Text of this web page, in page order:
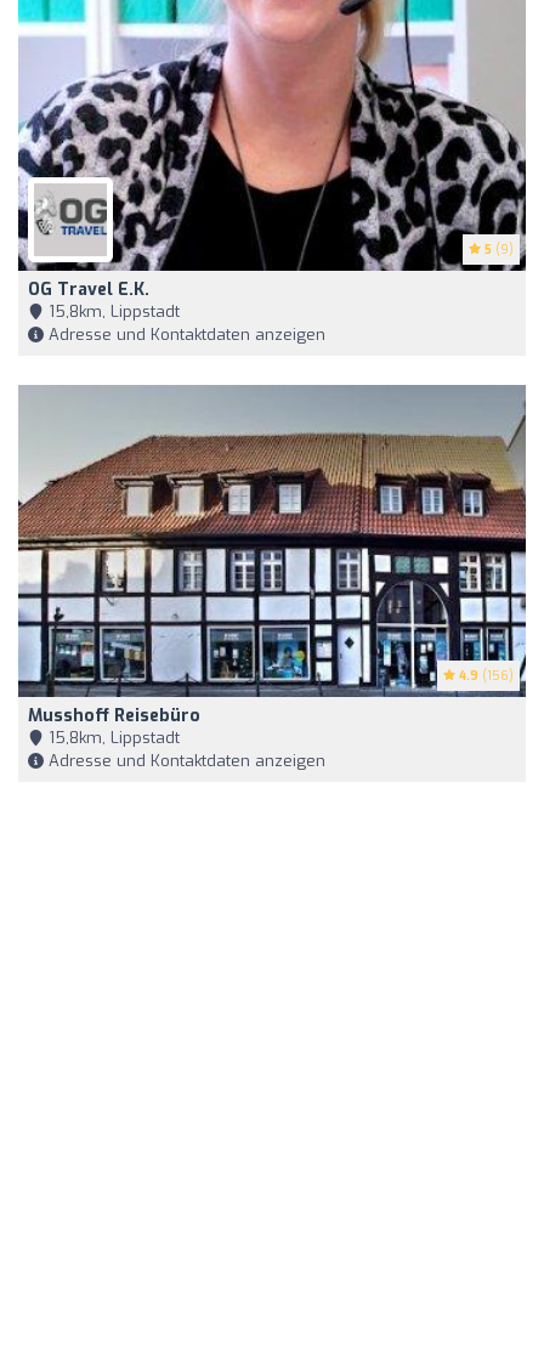
5 (9)
OG Travel E.K.
15,8km, Lippstadt
Adresse und Kontaktdaten anzeigen
4.9 (156)
Musshoff Reisebüro
15,8km, Lippstadt
Adresse und Kontaktdaten anzeigen